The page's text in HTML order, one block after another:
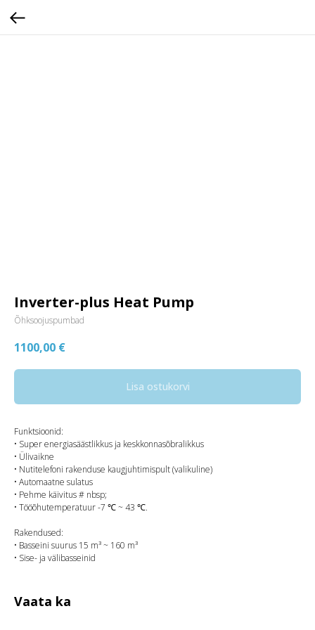
Inverter-plus Heat Pump
Õhksoojuspumbad
1100,00 €
Lisa ostukorvi
Funktsioonid:
• Super energiasäästlikkus ja keskkonnasõbralikkus
• Ülivaikne
• Nutitelefoni rakenduse kaugjuhtimispult (valikuline)
• Automaatne sulatus
• Pehme käivitus # nbsp;
• Tööõhutemperatuur -7 ℃ ~ 43 ℃.
Rakendused:
• Basseini suurus 15 m³ ~ 160 m³
• Sise- ja välibasseinid
Vaata ka